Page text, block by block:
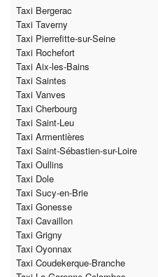
Taxi Bergerac
Taxi Taverny
Taxi Pierrefitte-sur-Seine
Taxi Rochefort
Taxi Aix-les-Bains
Taxi Saintes
Taxi Vanves
Taxi Cherbourg
Taxi Saint-Leu
Taxi Armentières
Taxi Saint-Sébastien-sur-Loire
Taxi Oullins
Taxi Dole
Taxi Sucy-en-Brie
Taxi Gonesse
Taxi Cavaillon
Taxi Grigny
Taxi Oyonnax
Taxi Coudekerque-Branche